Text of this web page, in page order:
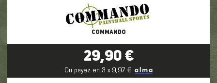
COMMANDO
29,90 €
Ou payez en 3 x 9,97 €